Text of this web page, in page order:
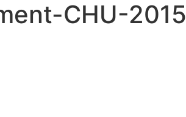
CHU-2015